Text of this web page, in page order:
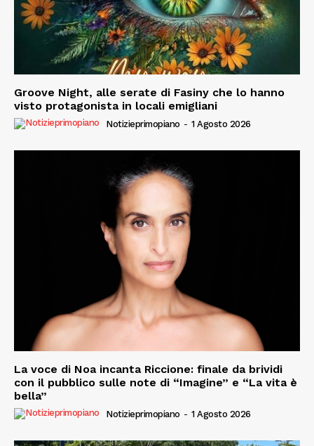
Groove Night, alle serate di Fasiny che lo hanno
visto protagonista in locali emigliani
Notizieprimopiano - 1 Agosto 2026
La voce di Noa incanta Riccione: finale da brividi
con il pubblico sulle note di “Imagine” e “La vita è
bella”
Notizieprimopiano - 1 Agosto 2026